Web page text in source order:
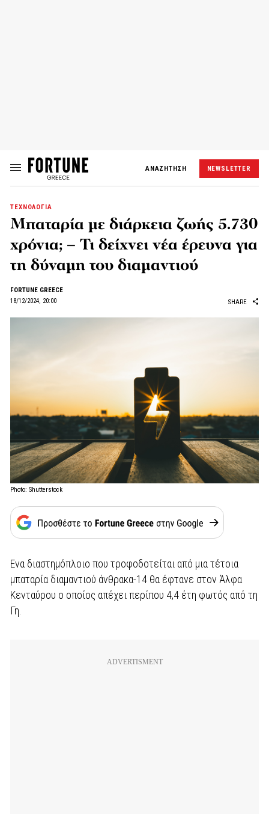
ΑΝΑΖΗΤΗΣΗ NEWSLETTER
ΤΕΧΝΟΛΟΓΙΑ
Μπαταρία με διάρκεια ζωής 5.730
χρόνια; – Τι δείχνει νέα έρευνα για
τη δύναμη του διαμαντιού
FORTUNE GREECE
18/12/2024, 20:00
SHARE
Photo: Shutterstock
Ενα διαστημόπλοιο που τροφοδοτείται από μια τέτοια
μπαταρία διαμαντιού άνθρακα-14 θα έφτανε στον Άλφα
Κενταύρου ο οποίος απέχει περίπου 4,4 έτη φωτός από τη
Γη.